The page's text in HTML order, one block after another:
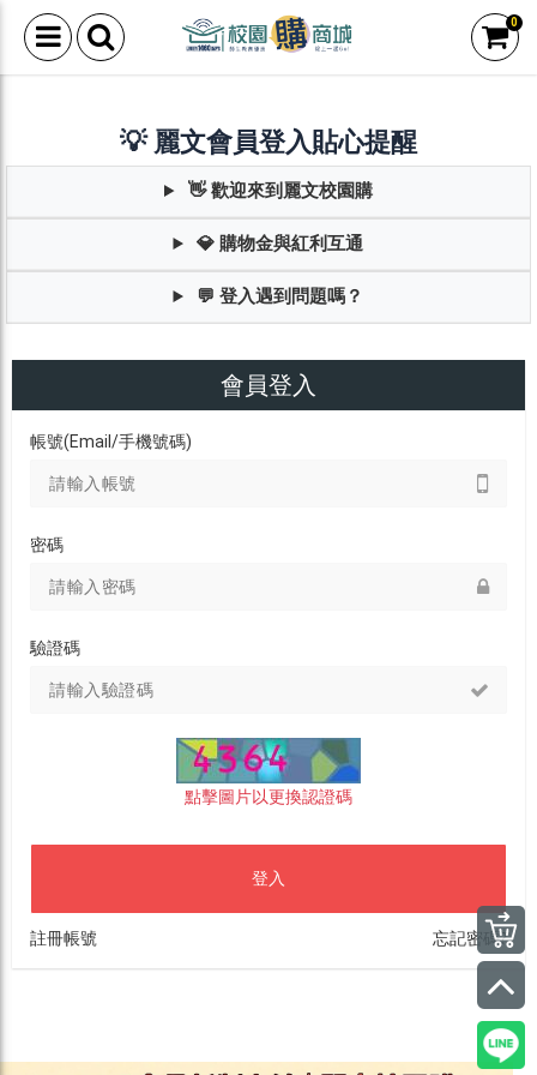
0
💡 麗文會員登入貼心提醒
👋 歡迎來到麗文校園購
💎 購物金與紅利互通
💬 登入遇到問題嗎？
會員登入
帳號(Email/手機號碼)
密碼
驗證碼
點擊圖片以更換認證碼
登入
註冊帳號 忘記密碼?